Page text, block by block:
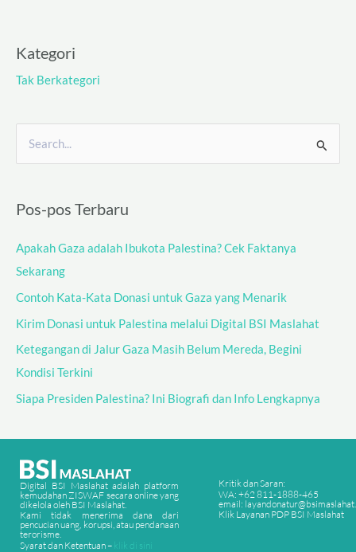
Kategori
Tak Berkategori
i
u
n
k
:
Pos-pos Terbaru
Apakah Gaza adalah Ibukota Palestina? Cek Faktanya
Sekarang
Contoh Kata-Kata Donasi untuk Gaza yang Menarik
Kirim Donasi untuk Palestina melalui Digital BSI Maslahat
Ketegangan di Jalur Gaza Masih Belum Mereda, Begini
Kondisi Terkini
Siapa Presiden Palestina? Ini Biografi dan Info Lengkapnya
Digital BSI Maslahat adalah platform
kemudahan ZISWAF secara online yang
dikelola oleh BSI Maslahat.
Kami tidak menerima dana dari
pencucian uang, korupsi, atau pendanaan
terorisme.
Syarat dan Ketentuan – klik di sini
Kritik dan Saran:
WA: +62 811-1888-465
email:
Klik Layanan PDP BSI Maslahat